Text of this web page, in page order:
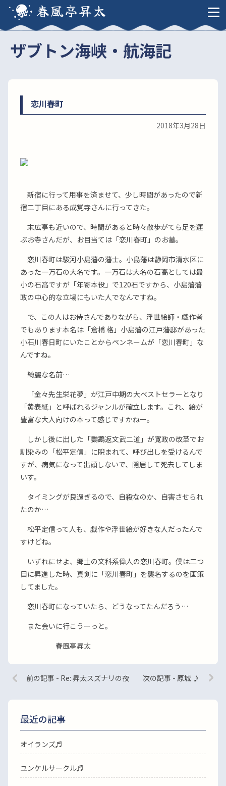
春風亭昇太
ザブトン海峡・航海記
恋川春町
2018年3月28日
新宿に行って用事を済ませて、少し時間があったので新
宿二丁目にある成覚寺さんに行ってきた。
末広亭も近いので、時間があると時々散歩がてら足を運
ぶお寺さんだが、お目当ては「恋川春町」のお墓。
恋川春町は駿河小島藩の藩士。小島藩は静岡市清水区に
あった一万石の大名です。一万石は大名の石高としては最
小の石高ですが「年寄本役」で120石ですから、小島藩藩
政の中心的な立場にもいた人でなんですね。
で、この人はお侍さんでありながら、浮世絵師・戯作者
でもあります本名は「倉橋 格」小島藩の江戸藩邸があった
小石川春日町にいたことからペンネームが「恋川春町」な
んですね。
綺麗な名前…
「金々先生栄花夢」が江戸中期の大ベストセラーとなり
「黄表紙」と呼ばれるジャンルが確立します。これ、絵が
豊富な大人向けの本って感じですかねー。
しかし後に出した「鸚鵡返文武二道」が寛政の改革でお
馴染みの「松平定信」に睨まれて、呼び出しを受けるんで
すが、病気になって出頭しないで、隠居して死去してしま
いす。
タイミングが良過ぎるので、自殺なのか、自害させられ
たのか…
松平定信って人も、戯作や浮世絵が好きな人だったんで
すけどね。
いずれにせよ、郷土の文科系偉人の恋川春町。僕は二つ
目に昇進した時、真剣に「恋川春町」を襲名するのを画策
してました。
恋川春町になっていたら、どうなってたんだろう…
また会いに行こうーっと。
春風亭昇太
前の記事 - Re: 昇太スズナリの夜 次の記事 - 原城 ♪
最近の記事
オイランズ♬
ユンケルサークル♬